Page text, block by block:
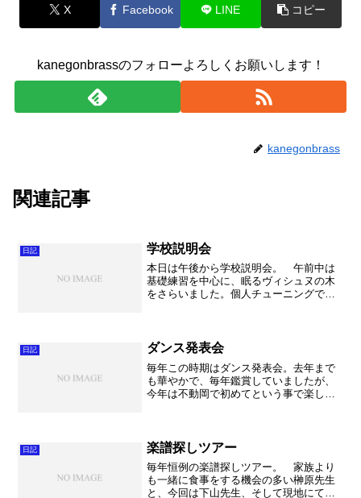
X Facebook LINE コピー
kanegonbrassのフォローよろしくお願いします！
kanegonbrass
関連記事
日記 学校説明会
本日は午後から学校説明会。 午前中は
基礎練習を中心に、眠るヴィシュヌの木
をさらいました。個人チューニングで一
した。また、午後にマーチ...
日記 ダンス発表会
毎年この時期はダンス発表会。去年まで
も華やかで、毎年鑑賞していましたが、
今年は不動岡で初めてという事で楽しみ
た。 全部で確か16団体...
日記 楽譜探しツアー
毎年恒例の楽譜探しツアー。 家族より
も一緒に食事をする機会の多い榊原先生
と、今回は下山先生、そして現地にて水